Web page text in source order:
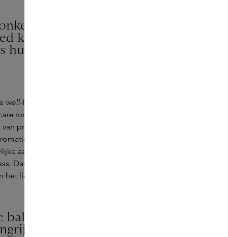
zeker in Scandinavië,
kunnen voelen. Hoe
eigen welzijn kunnen
well-being
routines die zijn afgestemd op het
producten die een gevoel van comfort
producten of een warme douche
aanraking wanneer je je wast vele
Daarnaast stimuleert het de productie van
lichaam.
te vinden tussen
in balans te